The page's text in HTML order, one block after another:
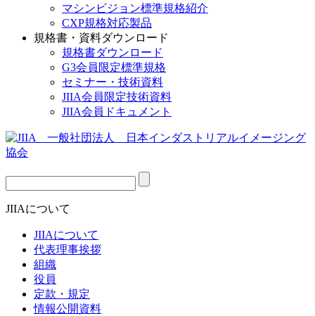
マシンビジョン標準規格紹介
CXP規格対応製品
規格書・資料ダウンロード
規格書ダウンロード
G3会員限定標準規格
セミナー・技術資料
JIIA会員限定技術資料
JIIA会員ドキュメント
JIIAについて
JIIAについて
代表理事挨拶
組織
役員
定款・規定
情報公開資料